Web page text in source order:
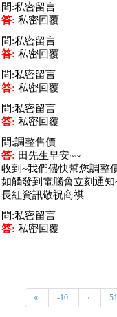
問:私密留言
答: 私密回覆
問:私密留言
答: 私密回覆
問:私密留言
答: 私密回覆
問:私密留言
答: 私密回覆
問:調整售價
答: 田先生早安~~
收到~我們儘快幫您調整
如觸發到電腦會立刻通知
長紅資訊敬祝商祺
問:私密留言
答: 私密回覆
« -10 ‹ 51